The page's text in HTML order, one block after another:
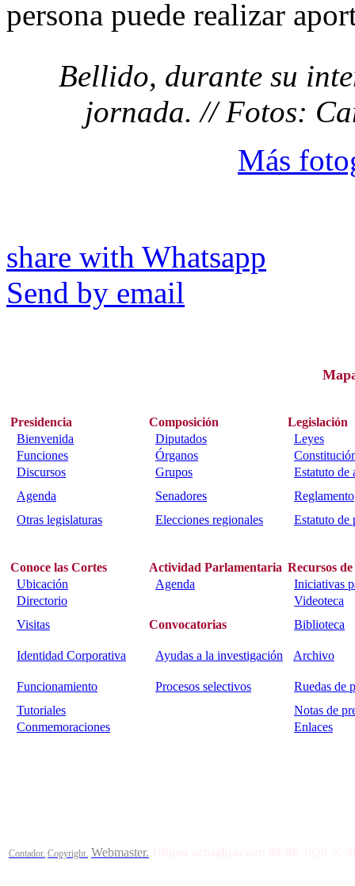
persona puede realizar
Bellido, durante su
jornada. // Fotos:
Más
share with Whatsapp
Send by email
Presidencia Composición
Legislación
Bienvenida
Diputados
Leyes
Funciones
Órganos
Discursos
Grupos
Estatuto de
Agenda
Senadores
Reglamento
Otras legislaturas
Elecciones regionales Estatuto de
Conoce las Cortes Actividad Parlamentaria Recursos
Ubicación
Agenda
Iniciativas
Directorio
Videoteca
Visitas
Convocatorias Biblioteca
Identidad Corporativa Ayudas a la investigación Archivo
Funcionamiento Procesos selectivos
Ruedas de
Tutoriales
Notas de
Conmemoraciones
Enlaces
Contador. Copyright. Webmaster.